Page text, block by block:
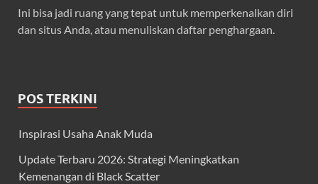
Ini bisa jadi ruang yang tepat untuk memperkenalkan diri
dan situs Anda, atau menuliskan daftar penghargaan.
POS TERKINI
Inspirasi Usaha Anak Muda
Update Terbaru 2026: Strategi Meningkatkan
Kemenangan di Black Scatter